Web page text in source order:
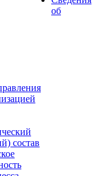
об
состав